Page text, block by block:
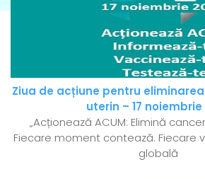
Ziua de acțiune pentru
uterin – 17 noiembrie
„Acționează ACUM: Elimină
Fiecare moment contează. Fiecare
globală